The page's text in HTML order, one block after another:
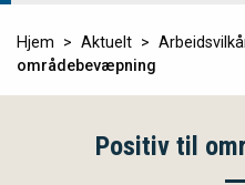
Hjem Aktuelt
områdebevæpning
Positiv til